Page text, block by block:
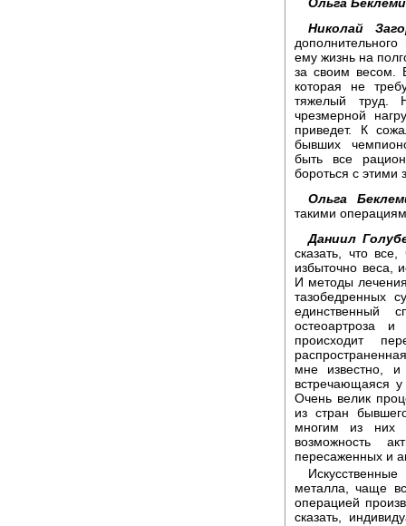
Николай
ему жизнь на
за своим весом.
которая не
тяжелый труд.
чрезмерной
приведет. К
бывших
быть все
бороться с этими
Ольга
такими
Даниил
сказать, что
избыточно веса,
И методы
тазобедренных
единственный
остеоартроза
происходит
мне известно,
встречающаяся
Очень велик
из стран
многим из них
возможность
пересаженных и
металла, чаще
операцией
сказать,